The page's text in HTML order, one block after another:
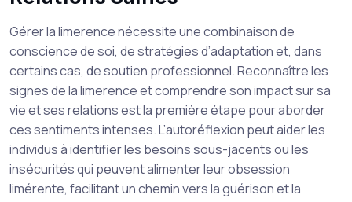
Gérer la limerence nécessite une combinaison de
conscience de soi, de stratégies d’adaptation et, dans
certains cas, de soutien professionnel. Reconnaître les
signes de la limerence et comprendre son impact sur sa
vie et ses relations est la première étape pour aborder
ces sentiments intenses. L’autoréflexion peut aider les
individus à identifier les besoins sous-jacents ou les
insécurités qui peuvent alimenter leur obsession
limérente, facilitant un chemin vers la guérison et la